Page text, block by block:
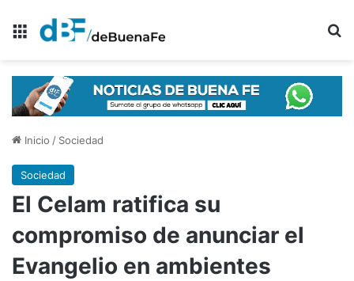
Menú
Inicio / Sociedad
Sociedad
El Celam ratifica su
compromiso de anunciar el
Evangelio en ambientes